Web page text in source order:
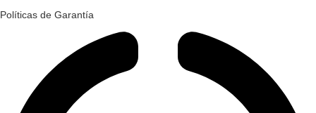
Políticas de Garantía